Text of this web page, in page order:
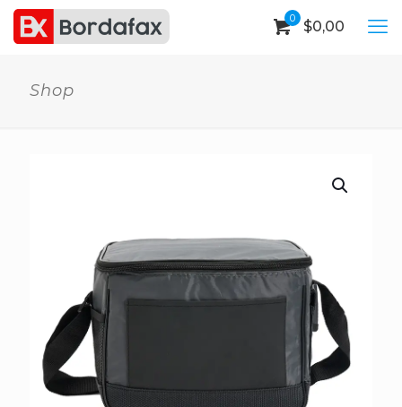
0 $0,00
Shop